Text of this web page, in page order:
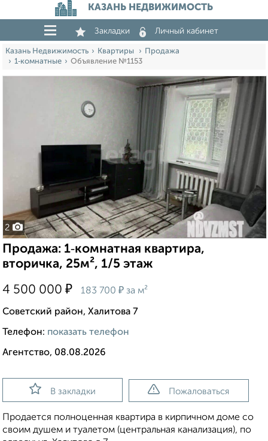
КАЗАНЬ НЕДВИЖИМОСТЬ
Закладки Личный кабинет
Казань Недвижимость Квартиры
Продажа
1‑комнатные
Объявление №1153
2
Продажа: 1‑комнатная квартира,
вторичка, 25м², 1/5 этаж
4 500 000 ₽ 183 700 ₽ за м²
Советский район, Халитова 7
Телефон: показать телефон
Агентство, 08.08.2026
В закладки Пожаловаться
Продается полноценная квартира в кирпичном доме со
своим душем и туалетом (центральная канализация), по